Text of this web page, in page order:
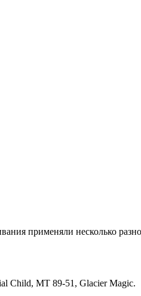
применяли несколько
Child, MT 89-51, Glacier Magic.